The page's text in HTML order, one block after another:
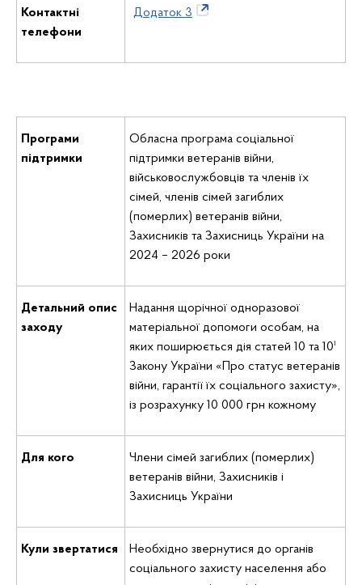
Контактні
телефони
Додаток 3
Програми
підтримки
Обласна програма соціальної
підтримки ветеранів війни,
військовослужбовців та членів їх
сімей, членів сімей загиблих
(померлих) ветеранів війни,
Захисників та Захисниць України на
2024 – 2026 роки
Детальний опис
заходу
Надання щорічної одноразової
матеріальної допомоги особам, на
яких поширюється дія статей 10 та 10¹
Закону України «Про статус ветеранів
війни, гарантії їх соціального захисту»,
із розрахунку 10 000 грн кожному
Для кого
Члени сімей загиблих (померлих)
ветеранів війни, Захисників і
Захисниць України
Кули звертатися
Необхідно звернутися до органів
соціального захисту населення або